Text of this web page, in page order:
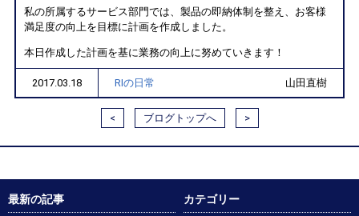
私の所属するサービス部門では、製品の即納体制を整え、お客様
満足度の向上を目標に計画を作成しました。
本日作成した計画を基に業務の向上に努めていきます！
2017.03.18 RIの日常 山田直樹
< ブログトップへ >
最新の記事 カテゴリー